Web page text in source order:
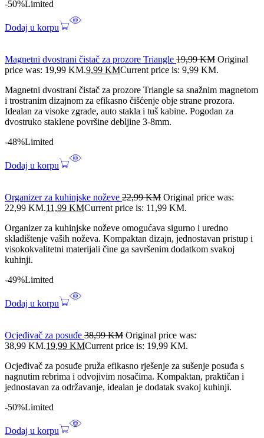
-50%Limited
Dodaj u korpu
Magnetni dvostrani čistač za prozore Triangle 19,99KM Original
price was: 19,99 KM.9,99 KMCurrent price is: 9,99 KM.
Magnetni dvostrani čistač za prozore Triangle sa snažnim magnetom
i trostranim dizajnom za efikasno čišćenje obje strane prozora.
Idealan za visoke zgrade, auto stakla i tuš kabine. Pogodan za
dvostruko staklene površine debljine 3-8mm.
-48%Limited
Dodaj u korpu
Organizer za kuhinjske noževe 22,99KM Original price was:
22,99 KM.11,99 KMCurrent price is: 11,99 KM.
Organizer za kuhinjske noževe omogućava sigurno i uredno
skladištenje vaših noževa. Kompaktan dizajn, jednostavan pristup i
visokokvalitetni materijali čine ga savršenim dodatkom svakoj
kuhinji.
-49%Limited
Dodaj u korpu
Ocjeđivač za posuđe 38,99KM Original price was:
38,99 KM.19,99 KMCurrent price is: 19,99 KM.
Ocjeđivač za posuđe pruža efikasno rješenje za sušenje posuđa s
nagnutim rebrima i odvojivim nosačima. Kompaktan, praktičan i
jednostavan za održavanje, idealan je dodatak svakoj kuhinji.
-50%Limited
Dodaj u korpu